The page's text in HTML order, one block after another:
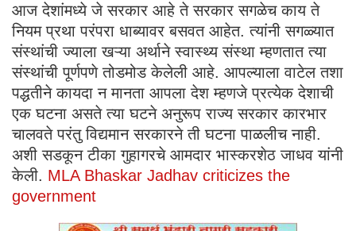
आज देशांमध्ये जे सरकार आहे ते सरकार सगळेच काय ते
नियम प्रथा परंपरा धाब्यावर बसवत आहेत. त्यांनी सगळ्यात
संस्थांची ज्याला खऱ्या अर्थाने स्वास्थ्य संस्था म्हणतात त्या
संस्थांची पूर्णपणे तोडमोड केलेली आहे. आपल्याला वाटेल तशा
पद्धतीने कायदा न मानता आपला देश म्हणजे प्रत्येक देशाची
एक घटना असते त्या घटने अनुरूप राज्य सरकार कारभार
चालवते परंतु विद्यमान सरकारने ती घटना पाळलीच नाही.
अशी सडकून टीका गुहागरचे आमदार भास्करशेठ जाधव यांनी
केली. MLA Bhaskar Jadhav criticizes the
government